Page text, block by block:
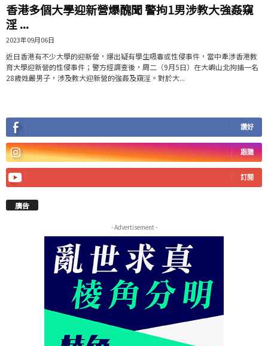
香港多個大學迎新營爆醜聞 警拘1男涉教大強姦窺
淫 ...
2023年09月06日
近日香港有不少大學的迎新營，爆出疑有學生吸毒或性侵事件，當中牽涉香港教
育大學迎新營的性侵事件；警方經調查後，周二（9月5日）在大嶼山北拘捕一名
28歲姓嚴男子，涉及教大迎新營的強姦及窺淫。對於大...
讚好
跟隨
訂閱
廣告
- Advertisement -